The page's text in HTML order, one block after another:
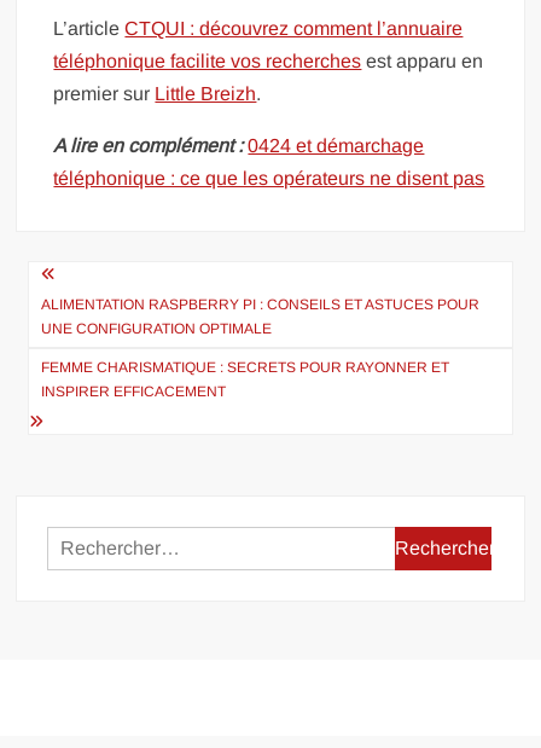
L’articleCTQUI : découvrez comment l’annuaire
téléphonique facilite vos recherches est apparu en
premier sur Little Breizh.
A lire en complément : 0424 et démarchage
téléphonique : ce que les opérateurs ne disent pas
Navigation
de
l’article
ALIMENTATION RASPBERRY PI : CONSEILS ET ASTUCES POUR
UNE CONFIGURATION OPTIMALE
FEMME CHARISMATIQUE : SECRETS POUR RAYONNER ET
INSPIRER EFFICACEMENT
Rechercher :